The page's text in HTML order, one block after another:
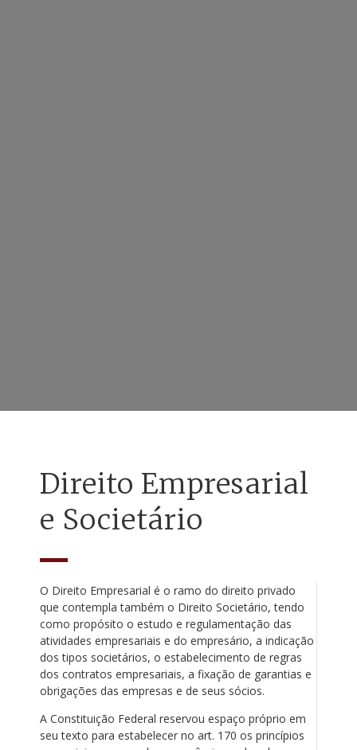
Direito Empresarial
e Societário
O Direito Empresarial é o ramo do direito privado
que contempla também o Direito Societário, tendo
como propósito o estudo e regulamentação das
atividades empresariais e do empresário, a indicação
dos tipos societários, o estabelecimento de regras
dos contratos empresariais, a fixação de garantias e
obrigações das empresas e de seus sócios.
A Constituição Federal reservou espaço próprio em
seu texto para estabelecer no art. 170 os princípios